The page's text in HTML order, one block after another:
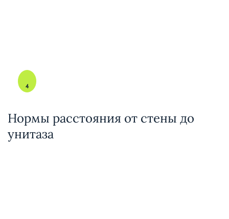
4
Нормы расстояния от стены до
унитаза